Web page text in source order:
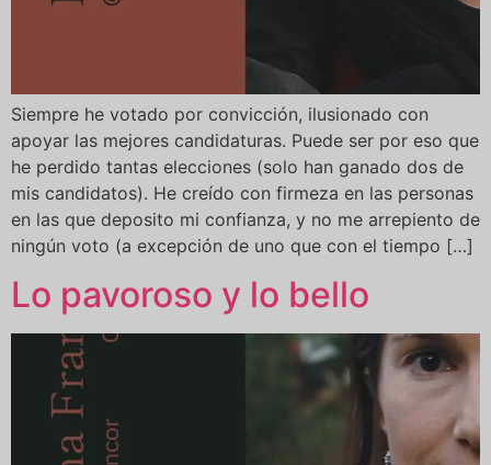
Siempre he votado por convicción, ilusionado con
apoyar las mejores candidaturas. Puede ser por eso que
he perdido tantas elecciones (solo han ganado dos de
mis candidatos). He creído con firmeza en las personas
en las que deposito mi confianza, y no me arrepiento de
ningún voto (a excepción de uno que con el tiempo […]
Lo pavoroso y lo bello